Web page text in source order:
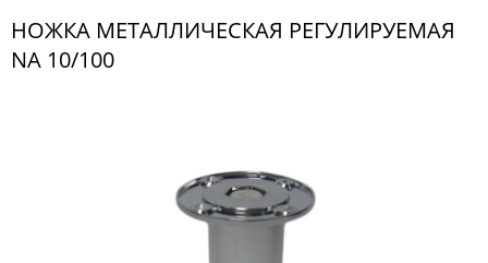
НОЖКА МЕТАЛЛИЧЕСКАЯ РЕГУЛИРУЕМАЯ
NA 10/100